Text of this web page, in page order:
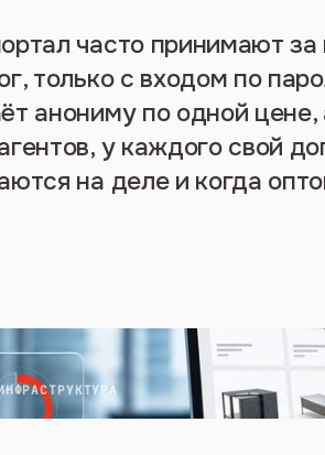
часто принимают
только с входом по
анониму по одной
у каждого свой
на деле и когда